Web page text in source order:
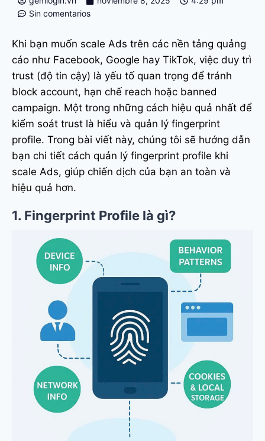
Sin comentarios
Khi bạn muốn scale Ads trên các nền tảng quảng
cáo như Facebook, Google hay TikTok, việc duy trì
trust (độ tin cậy) là yếu tố quan trọng để tránh
block account, hạn chế reach hoặc banned
campaign. Một trong những cách hiệu quả nhất để
kiểm soát trust là hiểu và quản lý fingerprint
profile. Trong bài viết này, chúng tôi sẽ hướng dẫn
bạn chi tiết cách quản lý fingerprint profile khi
scale Ads, giúp chiến dịch của bạn an toàn và
hiệu quả hơn.
1. Fingerprint Profile là gì?